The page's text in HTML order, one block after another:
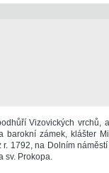
Vizovických vrchů,
zámek, klášter
1792, na Dolním
sv. Prokopa.